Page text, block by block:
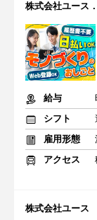
株式会社ユー
給与
シフト
雇用形態
アクセス
株式会社ユー